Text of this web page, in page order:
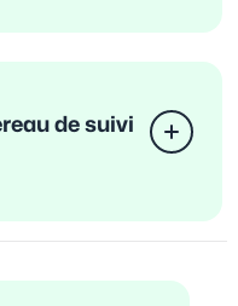
de suivi